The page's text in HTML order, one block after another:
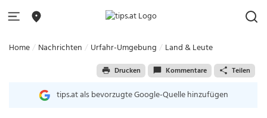
Home Nachrichten Urfahr-Umgebung Land & Leute
Drucken Kommentare Teilen
tips.at als bevorzugte Google-Quelle hinzufügen